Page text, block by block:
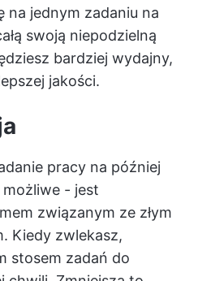
na jednym zadaniu na
swoją niepodzielną
bardziej wydajny,
jakości.
pracy na później
- jest
związanym ze złym
Kiedy zwlekasz,
stosem zadań do